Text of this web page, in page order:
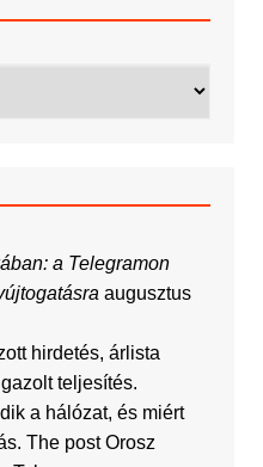
a Telegramon
augusztus
hirdetés, árlista
teljesítés.
a hálózat, és miért
The post Orosz